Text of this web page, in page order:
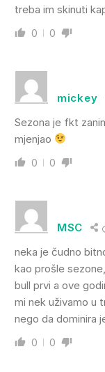
treba im skinuti
0 0
mickey
Sezona je fkt
mjenjao
0 0
MSC
neka je čudno
kao prošle
bull prvi a ove
mi nek uživamo u
nego da dominira
0 0